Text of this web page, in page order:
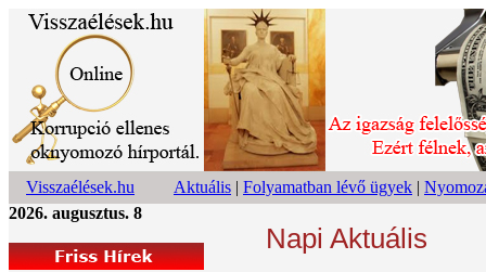
Visszaélések.hu Aktuális | Folyamatban lévő ügyek |
2026. augusztus. 8
Napi Aktuális